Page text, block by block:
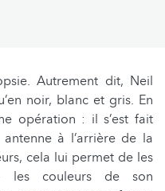
Autrement dit, Neil
noir, blanc et gris. En
opération : il s’est fait
à l’arrière de la
cela lui permet de les
les couleurs de son